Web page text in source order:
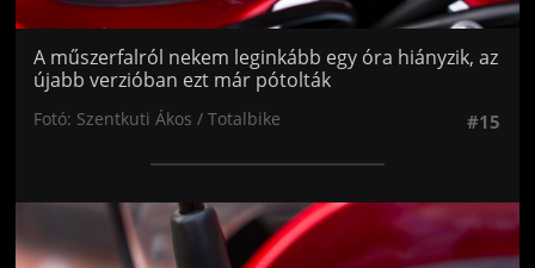
A műszerfalról nekem leginkább egy óra hiányzik, az
újabb verzióban ezt már pótolták
Fotó: Szentkuti Ákos / Totalbike #15
Jön még kép!